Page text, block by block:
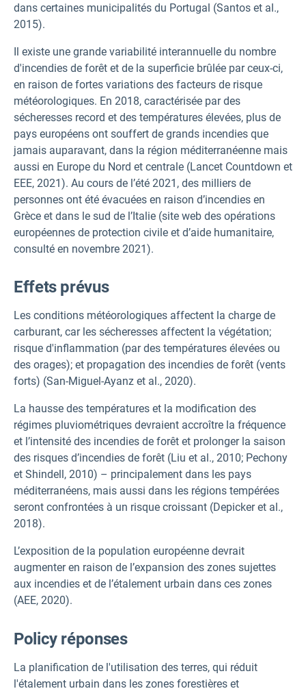
dans certaines municipalités du Portugal (Santos et al.,
2015).
Il existe une grande variabilité interannuelle du nombre
d'incendies de forêt et de la superficie brûlée par ceux-ci,
en raison de fortes variations des facteurs de risque
météorologiques. En 2018, caractérisée par des
sécheresses record et des températures élevées, plus de
pays européens ont souffert de grands incendies que
jamais auparavant, dans la région méditerranéenne mais
aussi en Europe du Nord et centrale (Lancet Countdown et
EEE, 2021). Au cours de l’été 2021, des milliers de
personnes ont été évacuées en raison d’incendies en
Grèce et dans le sud de l’Italie (site web des opérations
européennes de protection civile et d’aide humanitaire,
consulté en novembre 2021).
Effets prévus
Les conditions météorologiques affectent la charge de
carburant, car les sécheresses affectent la végétation;
risque d'inflammation (par des températures élevées ou
des orages); et propagation des incendies de forêt (vents
forts) (San-Miguel-Ayanz et al., 2020).
La hausse des températures et la modification des
régimes pluviométriques devraient accroître la fréquence
et l’intensité des incendies de forêt et prolonger la saison
des risques d’incendies de forêt (Liu et al., 2010; Pechony
et Shindell, 2010) – principalement dans les pays
méditerranéens, mais aussi dans les régions tempérées
seront confrontées à un risque croissant (Depicker et al.,
2018).
L’exposition de la population européenne devrait
augmenter en raison de l’expansion des zones sujettes
aux incendies et de l’étalement urbain dans ces zones
(AEE, 2020).
Policy réponses
La planification de l'utilisation des terres, qui réduit
l'étalement urbain dans les zones forestières et